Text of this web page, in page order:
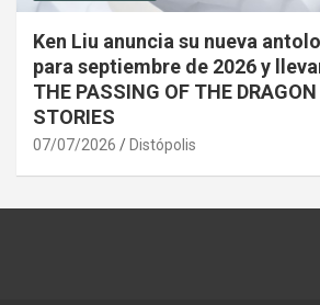
Ken Liu anuncia su nueva
para septiembre de 2026 y
THE PASSING OF THE
STORIES
07/07/2026 Distópolis